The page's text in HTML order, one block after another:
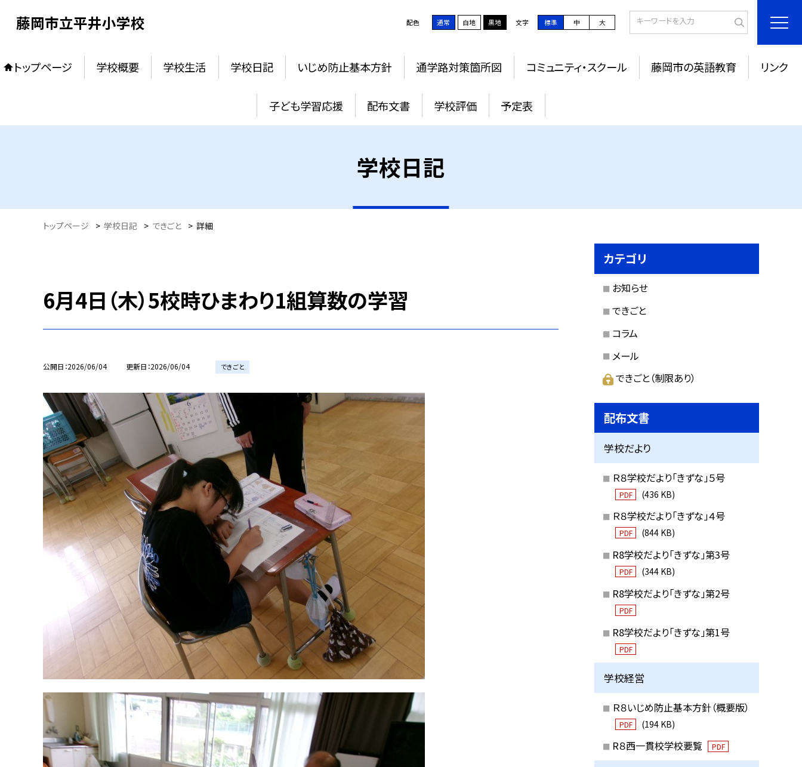
藤岡市立平井小学校 配色 通常 白地 黒地 文字 標準 中 大
トップページ 学校概要 学校生活 学校日記 いじめ防止基本方針 通学路対策箇所図 コミュニティ・スクール 藤岡市の英語教育 リンク
子ども学習応援 配布文書 学校評価 予定表
学校日記
トップページ > 学校日記 > できごと > 詳細
6月4日（木）5校時ひまわり1組算数の学習
公開日 2026/06/04 更新日 2026/06/04 できごと
カテゴリ
お知らせ
できごと
コラム
メール
できごと（制限あり）
配布文書
学校だより
Ｒ８学校だより「きずな」５号
PDF (436 KB)
Ｒ８学校だより「きずな」４号
PDF (844 KB)
R8学校だより「きずな」第3号
PDF (344 KB)
R8学校だより「きずな」第2号
PDF
R8学校だより「きずな」第1号
PDF
学校経営
Ｒ８いじめ防止基本方針（概要版）
PDF (194 KB)
R８西一貫校学校要覧 PDF